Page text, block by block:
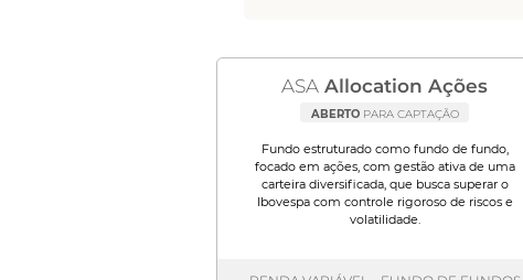
ASA Allocation Ações
ABERTOPARA CAPTAÇÃO
Fundo estruturado como fundo de fundo,
focado em ações, com gestão ativa de uma
carteira diversificada, que busca superar o
Ibovespa com controle rigoroso de riscos e
volatilidade.